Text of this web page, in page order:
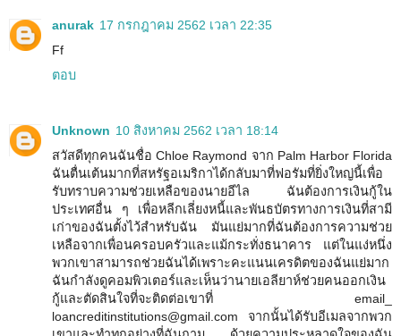
anurak 17 กรกฎาคม 2562 เวลา 22:35
Ff
ตอบ
Unknown 10 สิงหาคม 2562 เวลา 18:14
สวัสดีทุกคนฉันชื่อ Chloe Raymond จาก Palm Harbor Florida
ฉันตื่นเต้นมากที่สหรัฐอเมริกาได้กลับมาที่ฟอรัมที่ยิ่งใหญ่นี้เพื่อ
รับทราบความช่วยเหลือของนายอีไล ฉันต้องการเงินกู้ใน
ประเทศอื่น ๆ เพื่อหลีกเลี่ยงหนี้และพันธบัตรทางการเงินที่สามี
เก่าของฉันตั้งไว้สำหรับฉัน มันแย่มากที่ฉันต้องการความช่วย
เหลือจากเพื่อนครอบครัวและแม้กระทั่งธนาคาร แต่ในแง่หนึ่ง
พวกเขาสามารถช่วยฉันได้เพราะคะแนนเครดิตของฉันแย่มาก
ฉันกำลังดูคอมพิวเตอร์และเห็นว่านายเอลียาห์ช่วยคนออกเงิน
กู้และตัดสินใจที่จะติดต่อเขาที่ email_
loancreditinstitutions@gmail.com จากนั้นได้รับอีเมลจากพวก